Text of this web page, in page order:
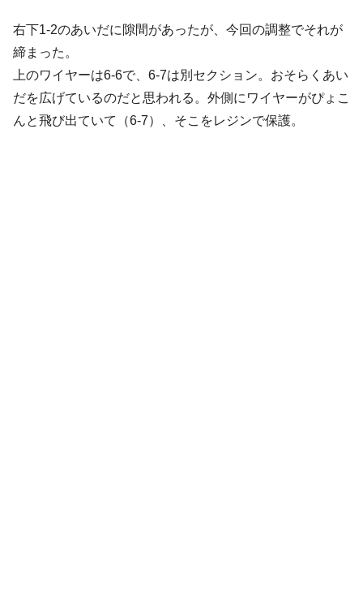
右下1-2のあいだに隙間があったが、今回の調整でそれが
締まった。
上のワイヤーは6-6で、6-7は別セクション。おそらくあい
だを広げているのだと思われる。外側にワイヤーがぴょこ
んと飛び出ていて（6-7）、そこをレジンで保護。